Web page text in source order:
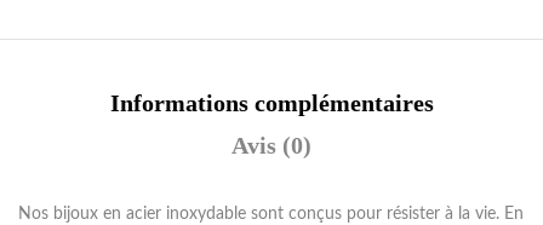
Informations complémentaires
Avis (0)
Nos bijoux en acier inoxydable sont conçus pour résister à la vie. En